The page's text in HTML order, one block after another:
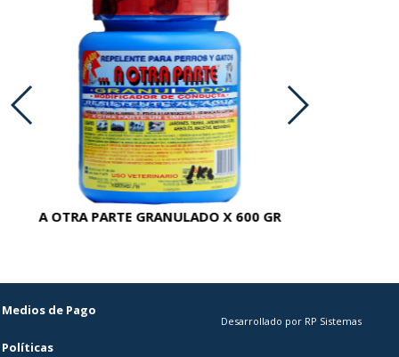
A OTRA PARTE GRANULADO X 600 GR
Medios de Pago
Políticas
Desarrollado por RP Sistemas